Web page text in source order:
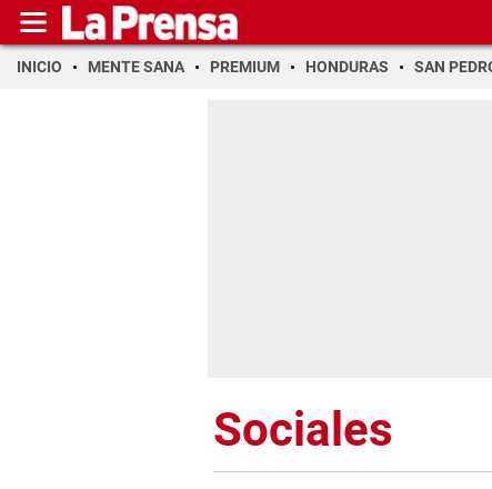
INICIO MENTE SANA PREMIUM HONDURAS SAN
Sociales